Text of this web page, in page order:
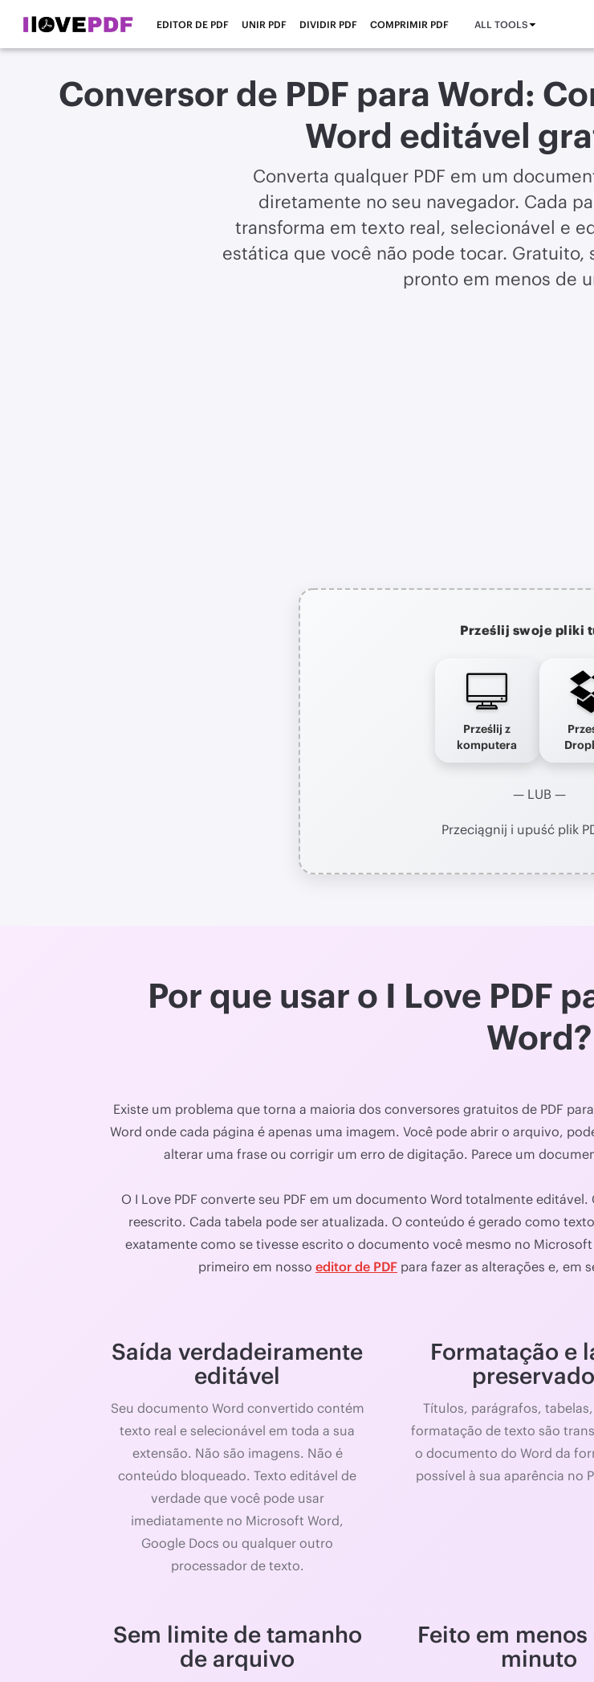
EDITOR DE PDF UNIR PDF DIVIDIR PDF COMPRIMIR PDF ALL TOOLS
Conversor de PDF para Word:
Word editável
Converta qualquer PDF em um
diretamente no seu navegador. Cada
transforma em texto real, selecionável e
estática que você não pode tocar. Gratuito,
pronto em menos de
Prześlij swoje pliki
Prześlij z
komputera
— LUB —
Przeciągnij i upuść plik
Por que usar o I Love PDF
Word?
Existe um problema que torna a maioria dos conversores gratuitos de PDF
Word onde cada página é apenas uma imagem. Você pode abrir o arquivo,
alterar uma frase ou corrigir um erro de digitação. Parece um
O I Love PDF converte seu PDF em um documento Word totalmente
reescrito. Cada tabela pode ser atualizada. O conteúdo é gerado como
exatamente como se tivesse escrito o documento você mesmo no
primeiro em nosso editor de PDFpara fazer as alterações e, em
Saída verdadeiramente
editável
Seu documento Word convertido contém
texto real e selecionável em toda a sua
extensão. Não são imagens. Não é
conteúdo bloqueado. Texto editável de
verdade que você pode usar
imediatamente no Microsoft Word,
Google Docs ou qualquer outro
processador de texto.
Formatação e
Títulos, parágrafos,
formatação de texto são
o documento do Word da
possível à sua aparência no
Sem limite de tamanho
de arquivo
Feito em menos
minuto